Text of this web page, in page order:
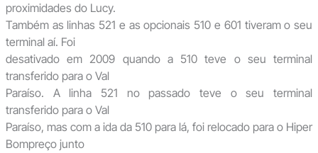
proximidades do Lucy.
Também as linhas 521 e as opcionais 510 e 601 tiveram o seu
terminal aí. Foi
desativado em 2009 quando a 510 teve o seu terminal
transferido para o Val
Paraíso. A linha 521 no passado teve o seu terminal
transferido para o Val
Paraíso, mas com a ida da 510 para lá, foi relocado para o Hiper
Bompreço junto